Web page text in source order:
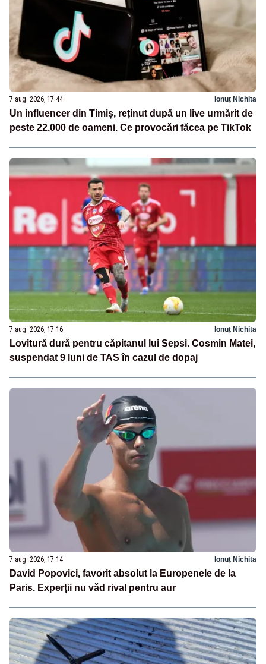
7 aug. 2026, 17:44 Ionuț Nichita
Un influencer din Timiș, reținut după un live urmărit de
peste 22.000 de oameni. Ce provocări făcea pe TikTok
7 aug. 2026, 17:16 Ionuț Nichita
Lovitură dură pentru căpitanul lui Sepsi. Cosmin Matei,
suspendat 9 luni de TAS în cazul de dopaj
7 aug. 2026, 17:14 Ionuț Nichita
David Popovici, favorit absolut la Europenele de la
Paris. Experții nu văd rival pentru aur